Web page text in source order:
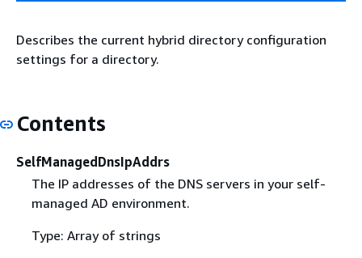
Describes the current hybrid directory configuration
settings for a directory.
Contents
SelfManagedDnsIpAddrs
The IP addresses of the DNS servers in your self-
managed AD environment.
Type: Array of strings